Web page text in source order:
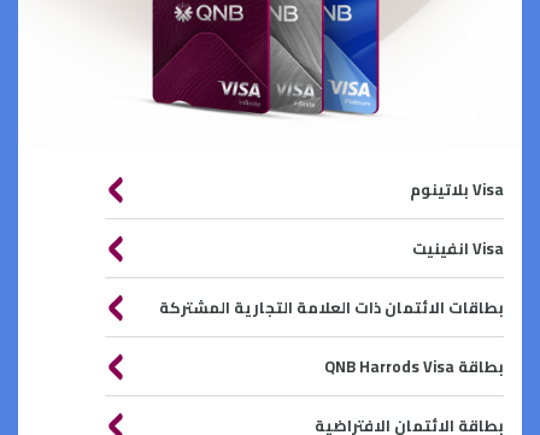
Visa بلاتينوم
Visa انفينيت
بطاقات الائتمان ذات العلامة التجارية المشتركة
بطاقة QNB Harrods Visa
بطاقة الائتمان الافتراضية